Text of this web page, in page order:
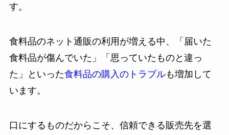
す。
食料品のネット通販の利用が増える中、「届いた
食料品が傷んでいた」「思っていたものと違っ
た」といった食料品の購入のトラブルも増加して
います。
口にするものだからこそ、信頼できる販売先を選